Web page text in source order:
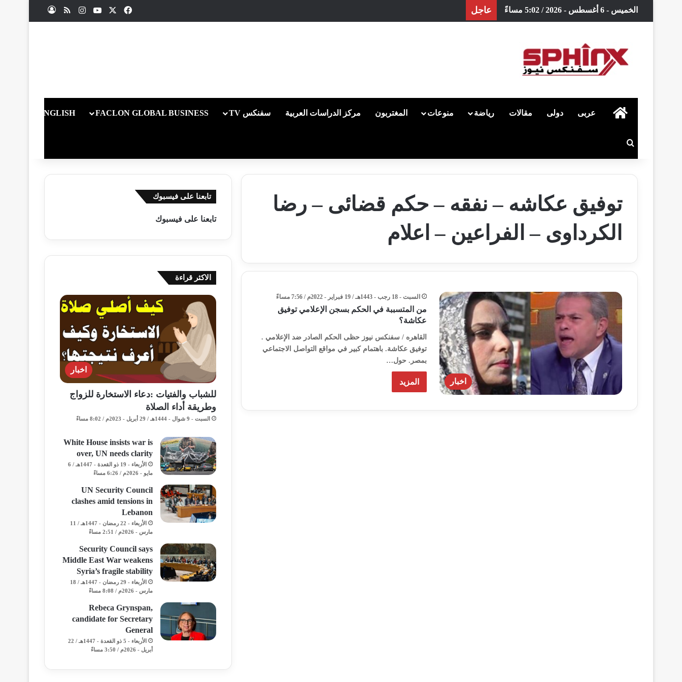
الخميس - 6 أغسطس - 2026 / 5:02 مساءً عاجل فيسبوك يوتيوبانستقرامملخص الموقع RSS
الرئيسية
عربى دولى مقالات رياضة منوعات المغتربون مركز الدراسات العربية سفنكس TV FACLON GLOBAL BUSINESS
ENGLISH
توفيق عكاشه – نفقه – حكم قضائى – رضا
الكرداوى – الفراعين – اعلام
اخبار
السبت - 18 رجب - 1443هـ / 19 فبراير - 2022م / 7:56 مساءً
من المتسببة في الحكم بسجن الإعلامي توفيق
عكاشة؟
القاهره / سفنكس نيوز حظى الحكم الصادر ضد الإعلامي .
توفيق عكاشة. باهتمام كبير في مواقع التواصل الاجتماعي
بمصر. حول…
المزيد
تابعنا على فيسبوك
تابعنا على فيسبوك
الاكثر قراءة
اخبار
للشباب والفتيات :دعاء الاستخارة للزواج
وطريقة أداء الصلاة
السبت - 9 شوال - 1444هـ / 29 أبريل - 2023م / 8:02 مساءً
White House insists war is
over, UN needs clarity
الأربعاء - 19 ذو القعدة - 1447هـ / 6
مايو - 2026م / 6:26 مساءً
UN Security Council
clashes amid tensions in
Lebanon
الأربعاء - 22 رمضان - 1447هـ / 11
مارس - 2026م / 2:51 مساءً
Security Council says
Middle East War weakens
Syria’s fragile stability
الأربعاء - 29 رمضان - 1447هـ / 18
مارس - 2026م / 8:08 مساءً
Rebeca Grynspan,
candidate for Secretary
General
الأربعاء - 5 ذو القعدة - 1447هـ / 22
أبريل - 2026م / 3:50 مساءً